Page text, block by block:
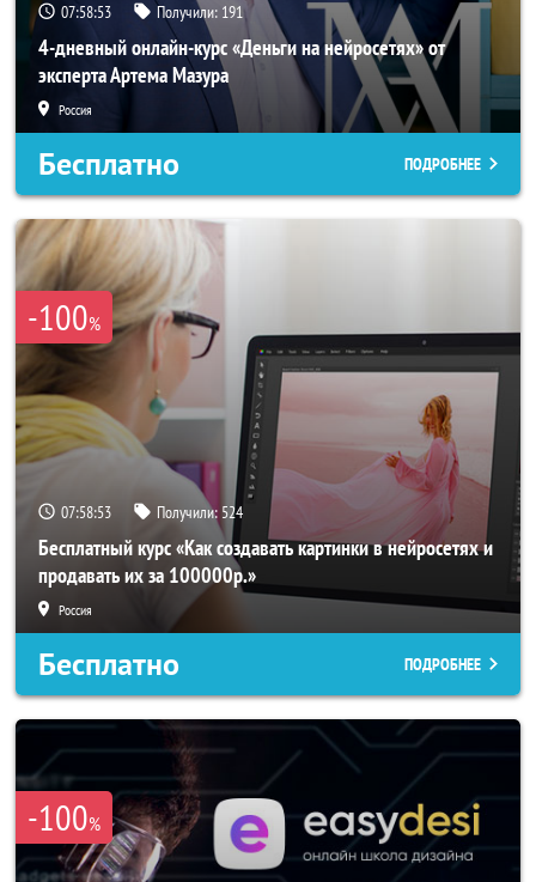
07:58:50 Получили: 191
4-дневный онлайн-курс «Деньги на нейросетях» от
эксперта Артема Мазура
Россия
Бесплатно ПОДРОБНЕЕ
-100%
07:58:50 Получили: 524
Бесплатный курс «Как создавать картинки в нейросетях и
продавать их за 100000р.»
Россия
Бесплатно ПОДРОБНЕЕ
-100%